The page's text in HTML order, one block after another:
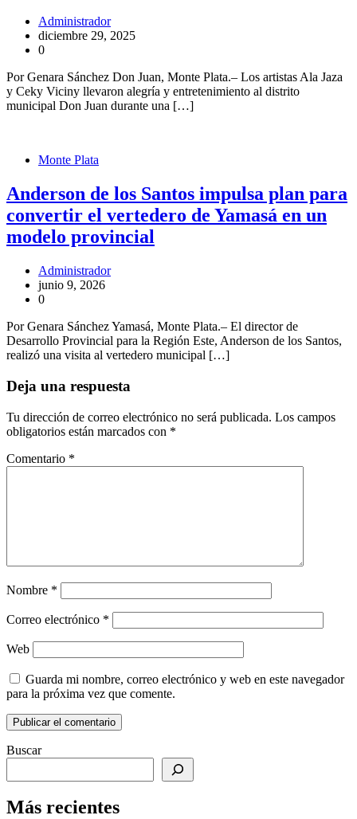
Administrador
diciembre 29, 2025
0
Por Genara Sánchez Don Juan, Monte Plata.– Los artistas Ala Jaza
y Ceky Viciny llevaron alegría y entretenimiento al distrito
municipal Don Juan durante una […]
Monte Plata
Anderson de los Santos impulsa plan para
convertir el vertedero de Yamasá en un
modelo provincial
Administrador
junio 9, 2026
0
Por Genara Sánchez Yamasá, Monte Plata.– El director de
Desarrollo Provincial para la Región Este, Anderson de los Santos,
realizó una visita al vertedero municipal […]
Deja una respuesta
Tu dirección de correo electrónico no será publicada. Los campos
obligatorios están marcados con *
Comentario *
Nombre *
Correo electrónico *
Web
Guarda mi nombre, correo electrónico y web en este navegador
para la próxima vez que comente.
Buscar
Más recientes